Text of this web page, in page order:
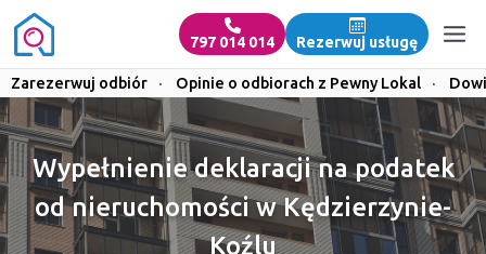
797 014 014 Rezerwuj usługę
Zarezerwuj odbiór · Opinie o odbiorach z Pewny Lokal ·
Wypełnienie deklaracji na podatek
od nieruchomości w Kędzierzynie-
Koźlu